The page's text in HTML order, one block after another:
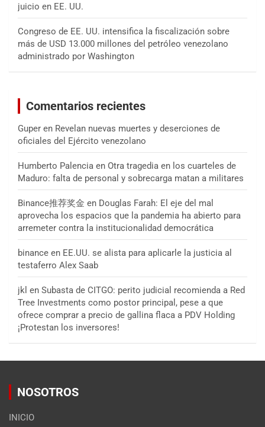
juicio en EE. UU.
Congreso de EE. UU. intensifica la fiscalización sobre
más de USD 13.000 millones del petróleo venezolano
administrado por Washington
Comentarios recientes
Guper en Revelan nuevas muertes y deserciones de
oficiales del Ejército venezolano
Humberto Palencia en Otra tragedia en los cuarteles de
Maduro: falta de personal y sobrecarga matan a militares
Binance推荐奖金 en Douglas Farah: El eje del mal
aprovecha los espacios que la pandemia ha abierto para
arremeter contra la institucionalidad democrática
binance en EE.UU. se alista para aplicarle la justicia al
testaferro Alex Saab
jkl en Subasta de CITGO: perito judicial recomienda a Red
Tree Investments como postor principal, pese a que
ofrece comprar a precio de gallina flaca a PDV Holding
¡Protestan los inversores!
NOSOTROS
INICIO